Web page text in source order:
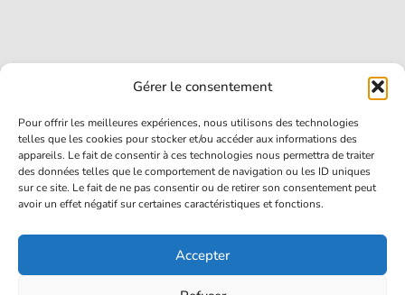
Gérer le consentement
Pour offrir les meilleures expériences, nous utilisons des technologies
telles que les cookies pour stocker et/ou accéder aux informations des
appareils. Le fait de consentir à ces technologies nous permettra de traiter
des données telles que le comportement de navigation ou les ID uniques
sur ce site. Le fait de ne pas consentir ou de retirer son consentement peut
avoir un effet négatif sur certaines caractéristiques et fonctions.
Accepter
ACCUEIL
JOUEURS
GUIDES